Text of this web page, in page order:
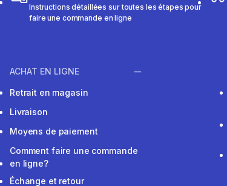
Instructions détaillées sur toutes les étapes pour
faire une commande en ligne
ACHAT EN LIGNE
Retrait en magasin
Livraison
Moyens de paiement
Comment faire une commande
en ligne?
Échange et retour